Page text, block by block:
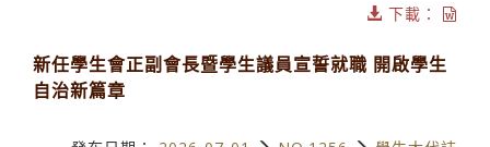
下載：
新任學生會正副會長暨學生議員宣誓就職 開啟學生
自治新篇章